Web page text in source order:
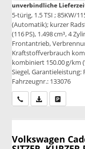
unverbindliche
5-türig, 1.5 TSI ; 85KW/
(Automatik); kurzer
(116 PS), 1.498 cm³, 4
Frontantrieb,
Kraftstoffverbrauch
kombiniert 150.00 g/km
Siegel,
Fahrzeugnr.: 133076
Wir rufen Sie an
PDF-Datei,
Volkswagen